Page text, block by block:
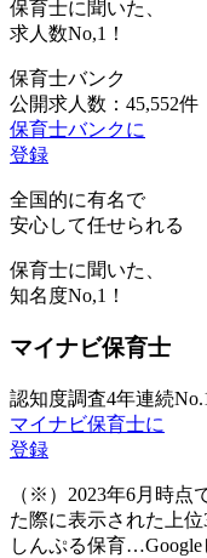
保育士に聞いた、
求人数No,1！
保育士バンク
公開求人数：45,552件
保育士バンクに
登録
全国的に有名で
安心して任せられる
保育士に聞いた、
知名度No,1！
マイナビ保育士
認知度調査4年連続
マイナビ保育士に
登録
（※）2023年6月時
た際に表示された上
しんぷる保育